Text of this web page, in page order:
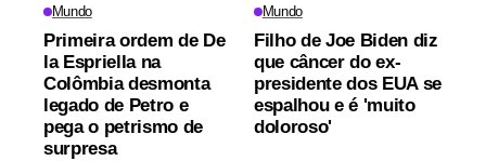
Mundo
Primeira ordem de De
la Espriella na
Colômbia desmonta
legado de Petro e
pega o petrismo de
surpresa
Mundo
Filho de Joe Biden diz
que câncer do ex-
presidente dos EUA se
espalhou e é 'muito
doloroso'